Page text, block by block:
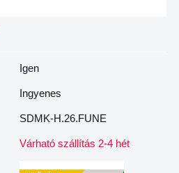
Igen
Ingyenes
SDMK-H.26.FUNE
Várható szállítás 2-4 hét